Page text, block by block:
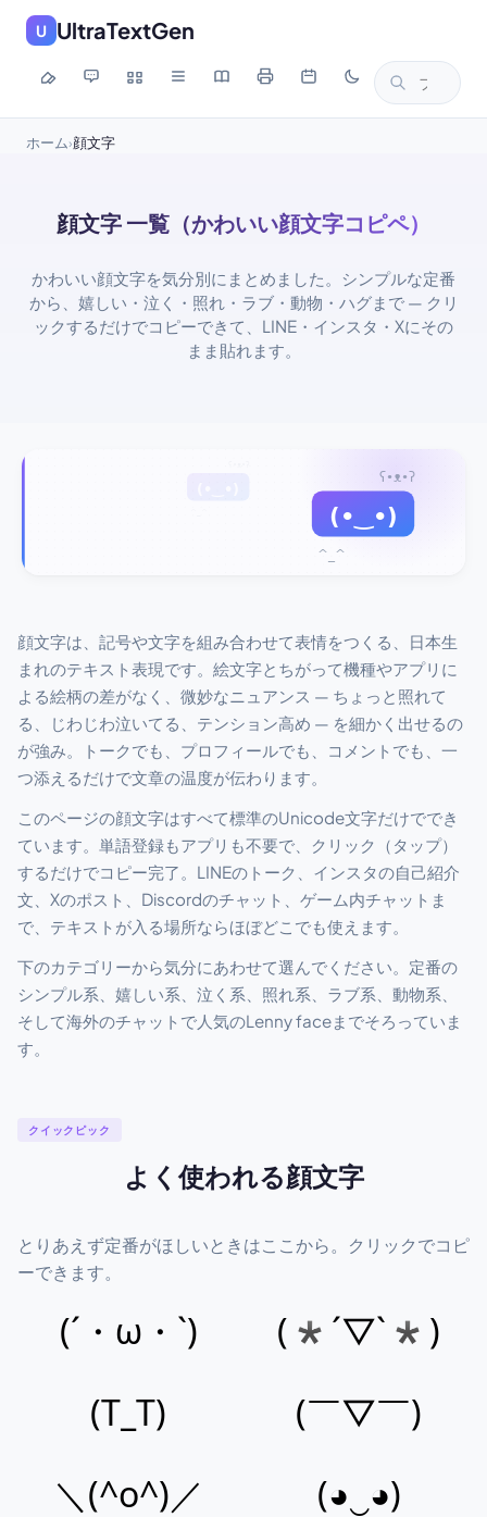
U UltraTextGen
ホーム›顔文字
顔文字 一覧（かわいい顔文字コピペ）
かわいい顔文字を気分別にまとめました。シンプルな定番
から、嬉しい・泣く・照れ・ラブ・動物・ハグまで — クリ
ックするだけでコピーできて、LINE・インスタ・Xにその
まま貼れます。
顔文字は、記号や文字を組み合わせて表情をつくる、日本生
まれのテキスト表現です。絵文字とちがって機種やアプリに
よる絵柄の差がなく、微妙なニュアンス — ちょっと照れて
る、じわじわ泣いてる、テンション高め — を細かく出せるの
が強み。トークでも、プロフィールでも、コメントでも、一
つ添えるだけで文章の温度が伝わります。
このページの顔文字はすべて標準のUnicode文字だけででき
ています。単語登録もアプリも不要で、クリック（タップ）
するだけでコピー完了。LINEのトーク、インスタの自己紹介
文、Xのポスト、Discordのチャット、ゲーム内チャットま
で、テキストが入る場所ならほぼどこでも使えます。
下のカテゴリーから気分にあわせて選んでください。定番の
シンプル系、嬉しい系、泣く系、照れ系、ラブ系、動物系、
そして海外のチャットで人気のLenny faceまでそろっていま
す。
クイックピック
よく使われる顔文字
とりあえず定番がほしいときはここから。クリックでコピ
ーできます。
(´・ω・`)
(*´▽`*)
(T_T)
(￣▽￣)
＼(^o^)／
(◕‿◕)